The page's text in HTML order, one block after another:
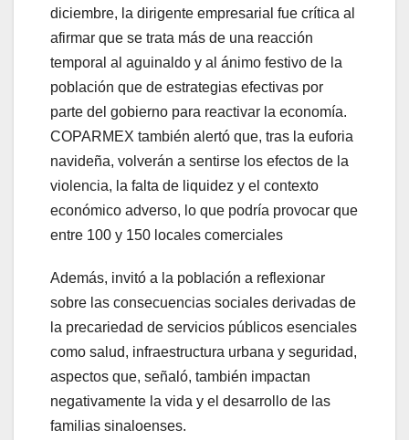
diciembre, la dirigente empresarial fue crítica al
afirmar que se trata más de una reacción
temporal al aguinaldo y al ánimo festivo de la
población que de estrategias efectivas por
parte del gobierno para reactivar la economía.
COPARMEX también alertó que, tras la euforia
navideña, volverán a sentirse los efectos de la
violencia, la falta de liquidez y el contexto
económico adverso, lo que podría provocar que
entre 100 y 150 locales comerciales
Además, invitó a la población a reflexionar
sobre las consecuencias sociales derivadas de
la precariedad de servicios públicos esenciales
como salud, infraestructura urbana y seguridad,
aspectos que, señaló, también impactan
negativamente la vida y el desarrollo de las
familias sinaloenses.